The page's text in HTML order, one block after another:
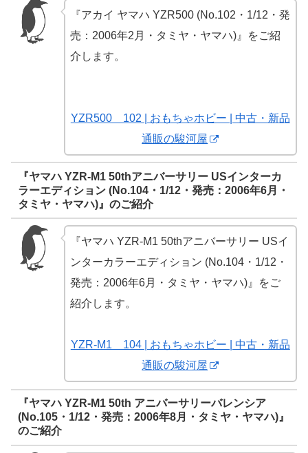
『アカイ ヤマハ YZR500 (No.102・1/12・発
売：2006年2月・タミヤ・ヤマハ)』をご紹
介します。
YZR500 102 | おもちゃホビー | 中古・新品
通販の駿河屋
『ヤマハ YZR-M1 50thアニバーサリー USインターカ
ラーエディション (No.104・1/12・発売：2006年6月・
タミヤ・ヤマハ)』のご紹介
『ヤマハ YZR-M1 50thアニバーサリー USイ
ンターカラーエディション (No.104・1/12・
発売：2006年6月・タミヤ・ヤマハ)』をご
紹介します。
YZR-M1 104 | おもちゃホビー | 中古・新品
通販の駿河屋
『ヤマハ YZR-M1 50th アニバーサリーバレンシア
(No.105・1/12・発売：2006年8月・タミヤ・ヤマハ)』
のご紹介